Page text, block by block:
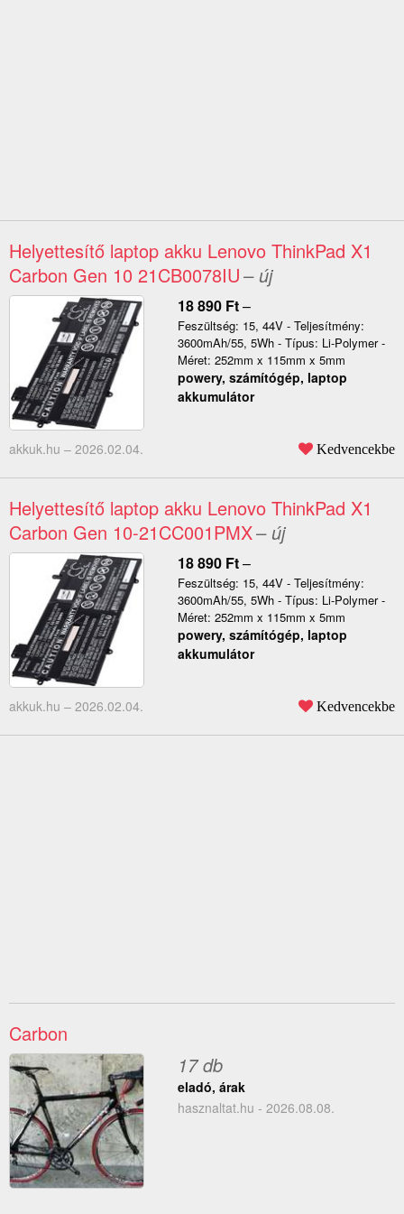
Helyettesítő laptop akku Lenovo ThinkPad X1
Carbon Gen 10 21CB0078IU– új
18 890 Ft–
Feszültség: 15, 44V - Teljesítmény:
3600mAh/55, 5Wh - Típus: Li-Polymer -
Méret: 252mm x 115mm x 5mm
powery, számítógép, laptop
akkumulátor
akkuk.hu – 2026.02.04. Kedvencekbe
Helyettesítő laptop akku Lenovo ThinkPad X1
Carbon Gen 10-21CC001PMX– új
18 890 Ft–
Feszültség: 15, 44V - Teljesítmény:
3600mAh/55, 5Wh - Típus: Li-Polymer -
Méret: 252mm x 115mm x 5mm
powery, számítógép, laptop
akkumulátor
akkuk.hu – 2026.02.04. Kedvencekbe
Carbon
17 db
eladó, árak
hasznaltat.hu - 2026.08.08.